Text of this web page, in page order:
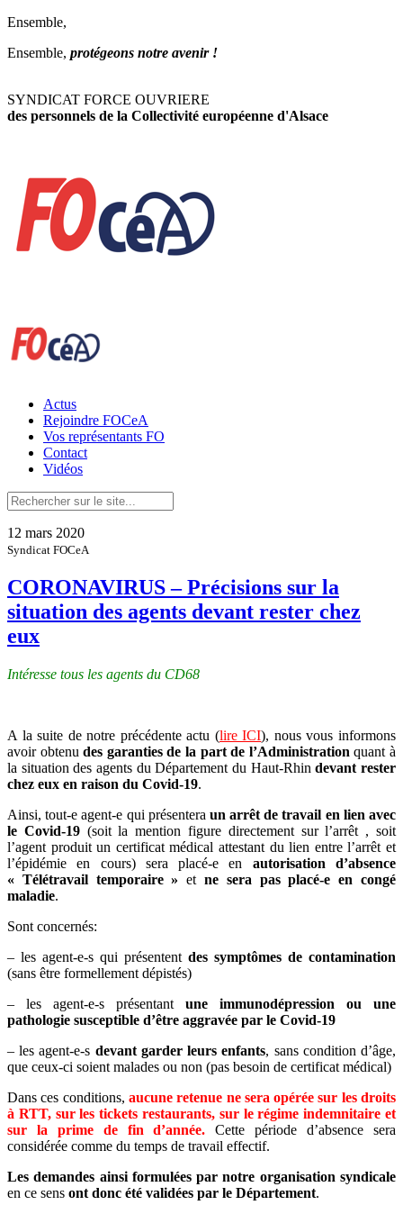
Ensemble,
Ensemble, protégeons notre avenir !
SYNDICAT FORCE OUVRIERE
des personnels de la Collectivité européenne d'Alsace
Actus
Rejoindre FOCeA
Vos représentants FO
Contact
Vidéos
12 mars 2020
Syndicat FOCeA
CORONAVIRUS – Précisions sur la
situation des agents devant rester chez
eux
Intéresse tous les agents du CD68
A la suite de notre précédente actu (lire ICI), nous vous informons
avoir obtenudes garanties de la part de l’Administration quant à
la situation des agents du Département du Haut-Rhindevant rester
chez eux en raison du Covid-19.
Ainsi, tout-e agent-e qui présentera un arrêt de travail en lien avec
le Covid-19(soit la mention figure directement sur l’arrêt , soit
l’agent produit un certificat médical attestant du lien entre l’arrêt et
l’épidémie en cours) sera placé-e en autorisation d’absence
« Télétravail temporaire » etne sera pas placé-e en congé
maladie.
Sont concernés:
– les agent-e-s qui présentent des symptômes de contamination
(sans être formellement dépistés)
– les agent-e-s présentant une immunodépression ou une
pathologie susceptible d’être aggravée par le Covid-19
– les agent-e-s devant garder leurs enfants, sans condition d’âge,
que ceux-ci soient malades ou non (pas besoin de certificat médical)
Dans ces conditions, aucune retenue ne sera opérée sur les droits
à RTT, sur les tickets restaurants, sur le régime indemnitaire et
sur la prime de fin d’année. Cette période d’absence sera
considérée comme du temps de travail effectif.
Les demandes ainsi formulées par notre organisation syndicale
en ce sens ont donc été validées par le Département.